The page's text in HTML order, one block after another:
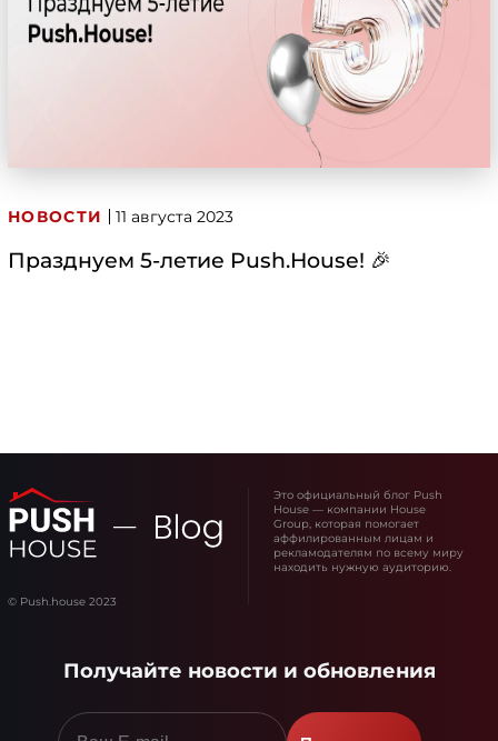
НОВОСТИ 11 августа 2023
Празднуем 5-летие Push.House! 🎉
© Push.house 2023
Это официальный блог Push
House — компании House
Group, которая помогает
аффилированным лицам и
рекламодателям по всему миру
находить нужную аудиторию.
Получайте новости и обновления